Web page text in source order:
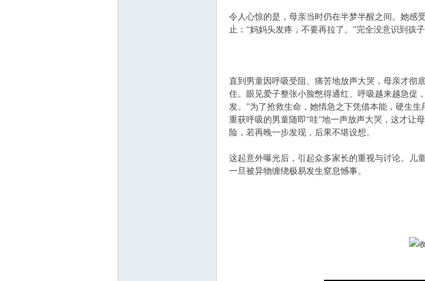
令人心惊的是，母亲当时仍在半梦半醒之间。她感
止：“妈妈头发疼，不要再拉了。”完全没意识到孩
直到男童因呼吸受阻、痛苦地放声大哭，母亲才彻
住。眼见爱子整张小脸憋得通红、呼吸越来越急促
发。”为了抢救生命，她情急之下凭借本能，硬生生
重获呼吸的男童随即“哇”地一声放声大哭，这才让
险，若再晚一步发现，后果不堪设想。
这起意外曝光后，引起众多家长的重视与讨论。儿
一旦被异物缠绕极易发生窒息憾事。